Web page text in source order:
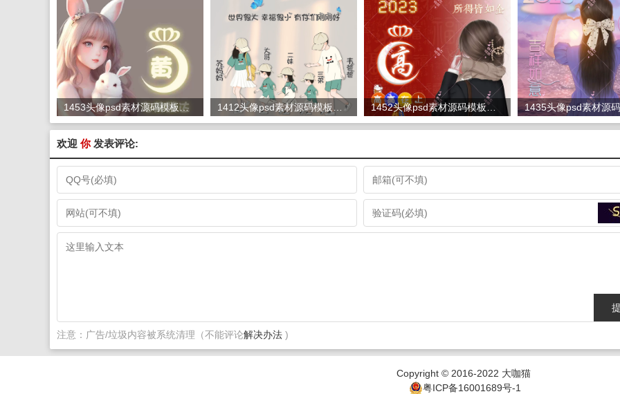
1453头像psd素材源码模板源文件 QQ微信抖音快手小红书很火的签名百家姓氏头像制作教程软件 1452头像psd素材源码模板源文件 QQ微信抖音快手小红书很火的签名百家姓氏头像制作教程软件
欢迎 你发表评论:
注意：广告/垃圾内容被系统清理（不能评论解决办法 )
Copyright © 2016-2022 大咖猫
粤ICP备16001689号-1